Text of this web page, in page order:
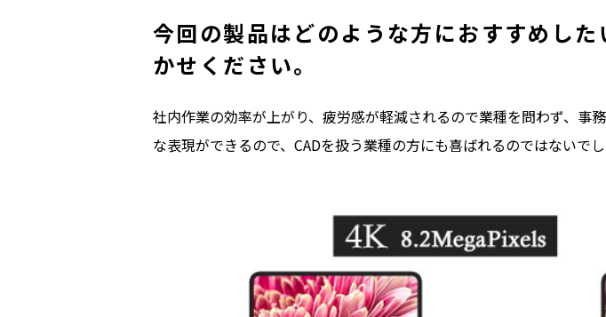
今回の製品はどのような方におすすめし
かせください。
社内作業の効率が上がり、疲労感が軽減されるので業種を問わず、
な表現ができるので、CADを扱う業種の方にも喜ばれるのではないでし